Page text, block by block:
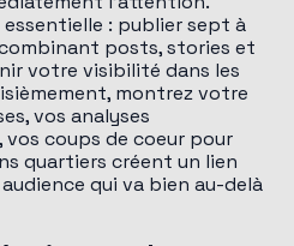
: publier sept à
posts, stories et
votre visibilité dans les
montrez votre
vos analyses
vos coups de coeur pour
quartiers créent un lien
qui va bien au-delà